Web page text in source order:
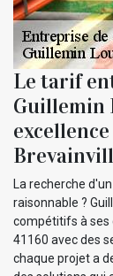
Le tarif
Guillemin
La recherche
raisonnable ?
compétitifs à ses
41160 avec des
chaque projet a